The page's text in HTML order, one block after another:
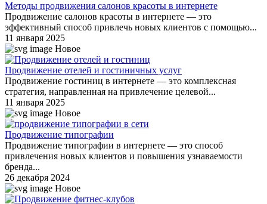
Методы продвижения салонов красоты в интернете
Продвижение салонов красоты в интернете — это
эффективный способ привлечь новых клиентов с помощью...
11 января 2025
Новое
Продвижение отелей и гостиничных услуг
Продвижение гостиниц в интернете — это комплексная
стратегия, направленная на привлечение целевой...
11 января 2025
Новое
Продвижение типографии
Продвижение типографии в интернете — это способ
привлечения новых клиентов и повышения узнаваемости
бренда...
26 декабря 2024
Новое